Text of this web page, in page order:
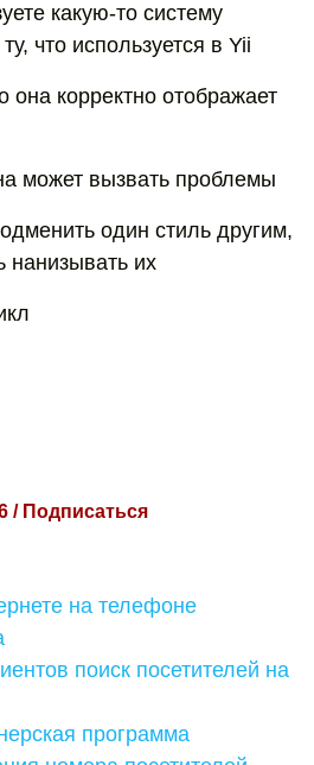
какую-то систему
что используется в Yii
она корректно отображает
может вызвать проблемы
один стиль другим,
нанизывать их
/ Подписаться
на телефоне
поиск посетителей на
программа